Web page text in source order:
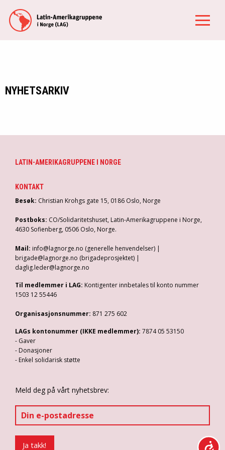
NYHETSARKIV
LATIN-AMERIKAGRUPPENE I NORGE
KONTAKT
Besøk: Christian Krohgs gate 15, 0186 Oslo, Norge
Postboks: CO/Solidaritetshuset, Latin-Amerikagruppene i Norge,
4630 Sofienberg, 0506 Oslo, Norge.
Mail: info@lagnorge.no (generelle henvendelser) |
brigade@lagnorge.no (brigadeprosjektet) |
daglig.leder@lagnorge.no
Til medlemmer i LAG: Kontigenter innbetales til konto nummer
1503 12 55446
Organisasjonsnummer: 871 275 602
LAGs kontonummer (IKKE medlemmer): 7874 05 53150
- Gaver
- Donasjoner
- Enkel solidarisk støtte
Meld deg på vårt nyhetsbrev: